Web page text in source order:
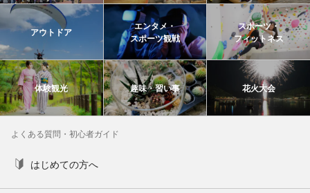
アウトドア
エンタメ・
スポーツ観戦
スポーツ・
フィットネス
体験観光 趣味・習い事 花火大会
よくある質問・初心者ガイド
はじめての方へ